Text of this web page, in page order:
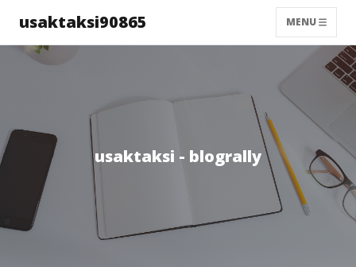
usaktaksi90865 MENU
usaktaksi - blogrally